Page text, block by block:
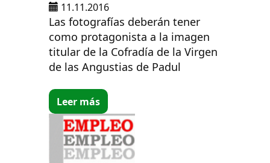
11.11.2016
Las fotografías deberán tener
como protagonista a la imagen
titular de la Cofradía de la Virgen
de las Angustias de Padul
Leer más